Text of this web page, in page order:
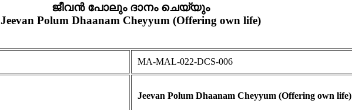
ജീവൻ പോലും ദാനം ചെയ്യും
Jeevan Polum Dhaanam Cheyyum (Offering own life)
MA-MAL-022-DCS-006
Jeevan Polum Dhaanam Cheyyum (Offering own life)